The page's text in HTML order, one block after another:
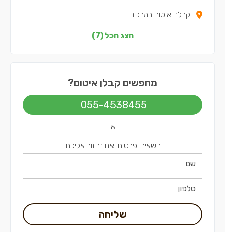
קבלני איטום במרכז
קבלני איטום בדרום
קבלני איטום בתל אביב
הצג הכל (7)
מחפשים קבלן איטום?
055-4538455
או
השאירו פרטים ואנו נחזור אליכם:
שליחה